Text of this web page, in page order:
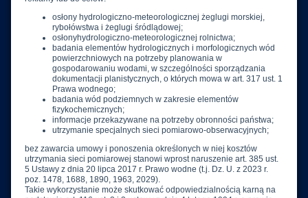
IMGW-PIB
01-673 Warszawa
ul. Podleśna 61
T.(+48) 22 569 41 00
F.(+48) 22 834 18 01
W.www.imgw.pl